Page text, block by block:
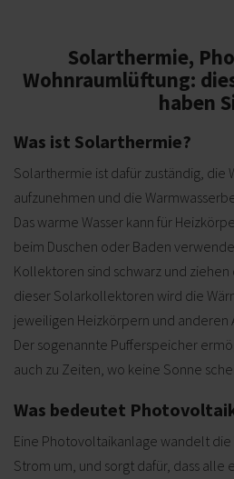
Solarthermie,
Wohnraumlüftung:
haben
Was ist Solarthermie?
Solarthermie ist dafür zuständig, die
aufzunehmen und die
Das warme Wasser kann für
beim Duschen oder Baden
Kollektoren sind schwarz und ziehen
dieser Solarkollektoren wird die
jeweiligen Heizkörpern und
Der sogenannte Pufferspeicher
auch zu Zeiten, wo keine Sonne
Was bedeutet
Eine Photovoltaikanlage wandelt die
Strom um, und sorgt dafür, dass alle